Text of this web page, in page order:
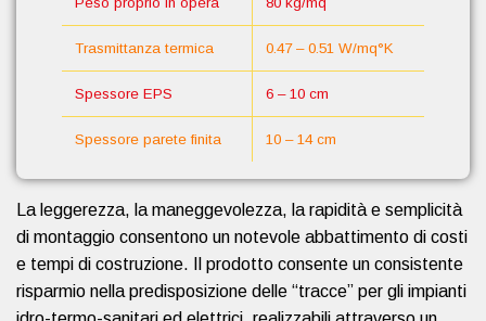
Trasmittanza termica 0.47 – 0.51 W/mq°K
Spessore EPS 6 – 10 cm
Spessore parete finita 10 – 14 cm
La leggerezza, la maneggevolezza, la rapidità e semplicità
di montaggio consentono un notevole abbattimento di costi
e tempi di costruzione. Il prodotto consente un consistente
risparmio nella predisposizione delle “tracce” per gli impianti